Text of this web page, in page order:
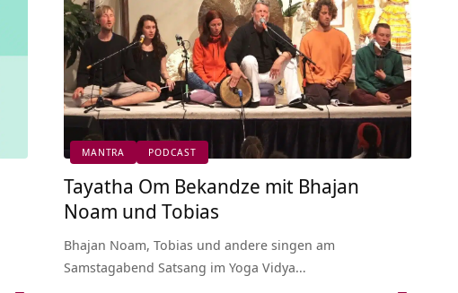
MANTRA PODCAST
Tayatha Om Bekandze mit Bhajan
Noam und Tobias
Bhajan Noam, Tobias und andere singen am
Samstagabend Satsang im Yoga Vidya…